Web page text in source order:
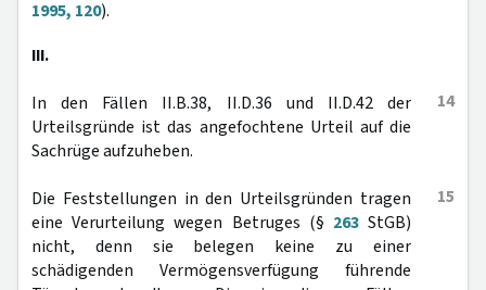
1995, 120).
III.
14
In den Fällen II.B.38, II.D.36 und II.D.42 der
Urteilsgründe ist das angefochtene Urteil auf die
Sachrüge aufzuheben.
15
Die Feststellungen in den Urteilsgründen tragen
eine Verurteilung wegen Betruges (§ 263StGB)
nicht, denn sie belegen keine zu einer
schädigenden Vermögensverfügung führende